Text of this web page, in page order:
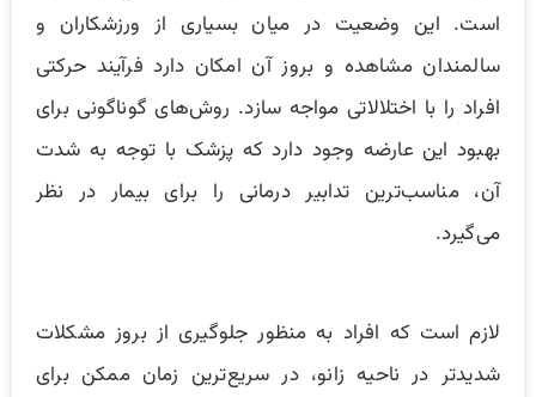
است. این وضعیت در میان بسیاری از ورزشکاران و
سالمندان مشاهده و بروز آن امکان دارد فرآیند حرکتی
افراد را با اختلالاتی مواجه سازد. روش‌های گوناگونی برای
بهبود این عارضه وجود دارد که پزشک با توجه به شدت
آن، مناسب‌ترین تدابیر درمانی را برای بیمار در نظر
می‌گیرد.
لازم است که افراد به منظور جلوگیری از بروز مشکلات
شدید‌تر در ناحیه زانو، در سریع‌ترین زمان ممکن برای